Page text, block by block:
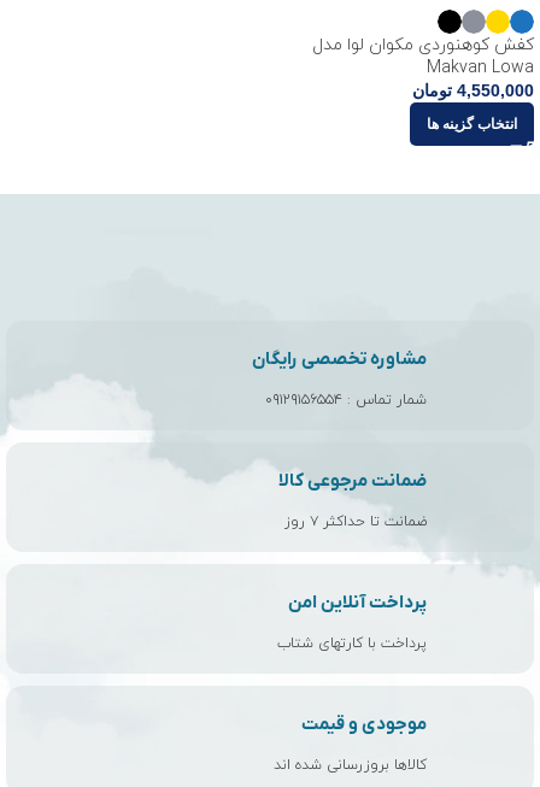
کفش کوهنوردی مکوان لوا مدل
Makvan Lowa
4,550,000 تومان
انتخاب گزینه ها
مشاوره تخصصی رایگان
شمار تماس : ۰۹۱۲۹۱۵۶۵۵۴
ضمانت مرجوعی کالا
ضمانت تا حداکثر ۷ روز
پرداخت آنلاین امن
پرداخت با کارتهای شتاب
موجودی و قیمت
کالاها بروزرسانی شده اند